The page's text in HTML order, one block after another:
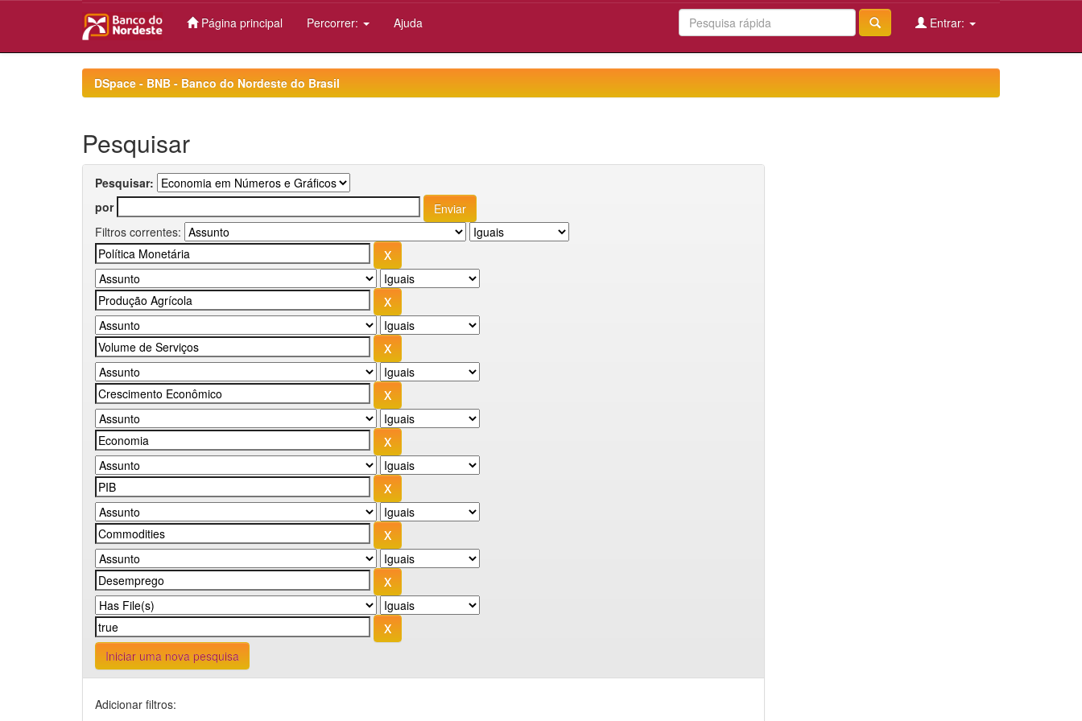
Página principal Percorrer: Ajuda Entrar:
DSpace - BNB - Banco do Nordeste do Brasil
Pesquisar
Pesquisar:
por
Filtros correntes:
Iniciar uma nova pesquisa
Adicionar filtros: